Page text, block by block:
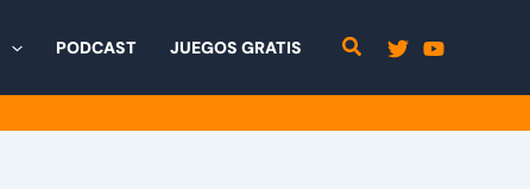
PODCAST JUEGOS GRATIS